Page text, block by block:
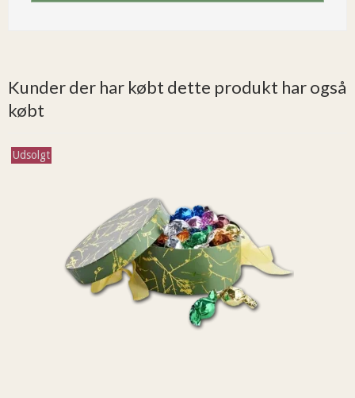
Kunder der har købt dette produkt har også
købt
Udsolgt